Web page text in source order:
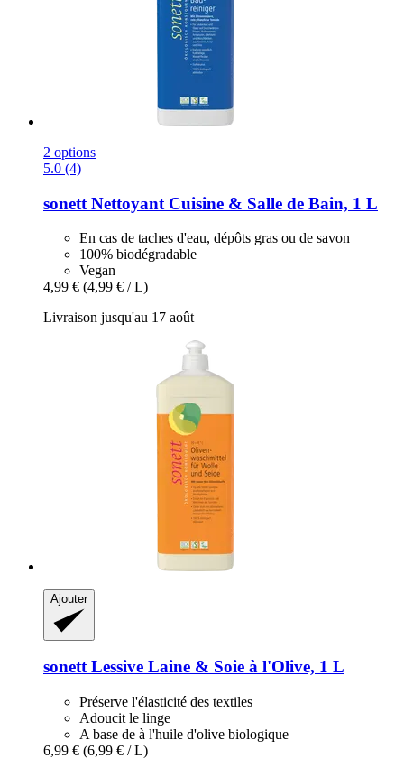
2 options
5.0 (4)
sonett Nettoyant Cuisine & Salle de Bain, 1 L
En cas de taches d'eau, dépôts gras ou de savon
100% biodégradable
Vegan
4,99 € (4,99 € / L)
Livraison jusqu'au 17 août
Ajouter
sonettLessive Laine & Soie à l'Olive, 1 L
Préserve l'élasticité des textiles
Adoucit le linge
A base de à l'huile d'olive biologique
6,99 € (6,99 € / L)